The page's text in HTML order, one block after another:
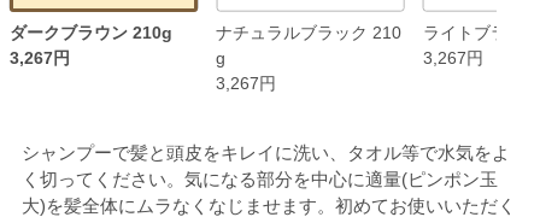
ダークブラウン 210g
3,267円
ナチュラルブラック 210
g
3,267円
ライトブラウ
3,267円
シャンプーで髪と頭皮をキレイに洗い、タオル等で水気をよ
く切ってください。気になる部分を中心に適量(ピンポン玉
大)を髪全体にムラなくなじませます。初めてお使いいただく